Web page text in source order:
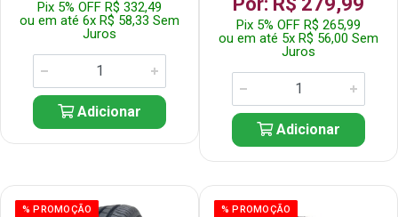
Pix 5% OFF R$ 332,49
ou em até 6x R$ 58,33 Sem
Juros
Adicionar
Pix 5% OFF R$ 265,99
ou em até 5x R$ 56,00 Sem
Juros
Adicionar
% PROMOÇÃO % PROMOÇÃO